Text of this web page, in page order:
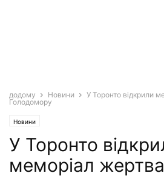
додому Новини
У Торонто відкрили
Голодомору
Новини
У Торонто
меморіал